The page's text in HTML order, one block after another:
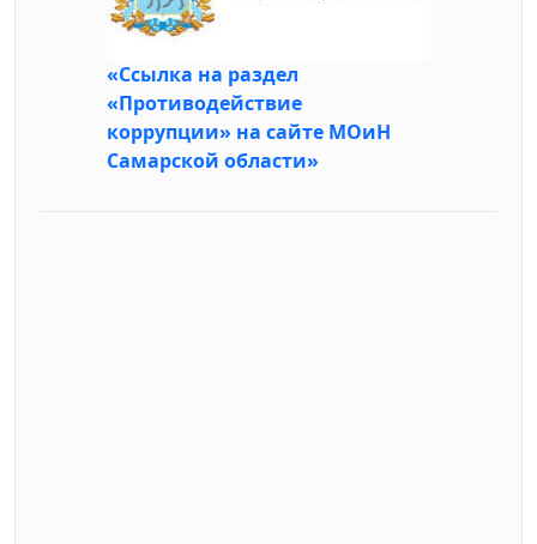
«Ссылка на раздел
«Противодействие
коррупции» на сайте МОиН
Самарской области»